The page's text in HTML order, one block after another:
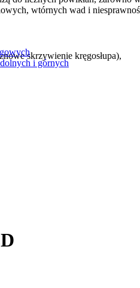
i górnych
wtórnych wad i
skrzywienie kręgosłupa),
recepcją.
specjalności: ortopedia,